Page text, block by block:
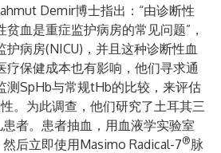
Demir博士指出：“由诊断性
血是重症监护病房的常见问题”，
护病房(NICU)，并且这种诊断性血
疗保健成本也有影响，他们寻求通
测SpHb与常规tHb的比较，来评估
。为此调查，他们研究了土耳其三
患者。患者抽血，用血液学实验室
后立即使用Masimo Radical-7®脉